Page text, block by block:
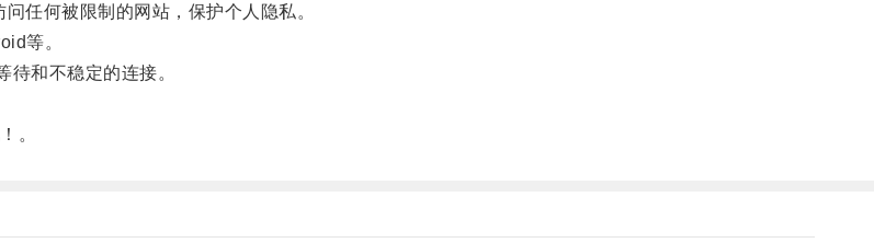
任何被限制的网站，保护个人隐私。
等。
和不稳定的连接。
。